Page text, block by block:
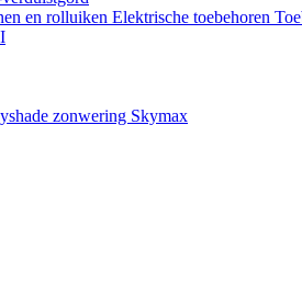
en rolluiken Elektrische toebehoren
zonwering Skymax